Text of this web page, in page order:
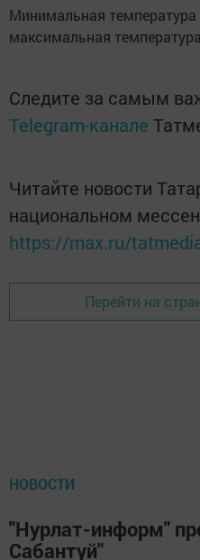
Минимальная температура
максимальная
Следите за самым
Telegram-канале
Читайте новости
национальном
https://max.ru/
Перейти на
НОВОСТИ
"Нурлат-информ"
Сабантуй"